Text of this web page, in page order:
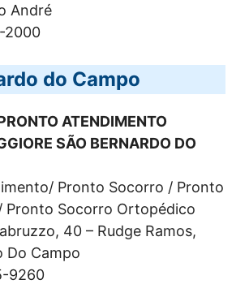
André
2000
do Campo
ATENDIMENTO
SÃO BERNARDO DO
Pronto Socorro / Pronto
Pronto Socorro Ortopédico
40 – Rudge Ramos,
Do Campo
9260